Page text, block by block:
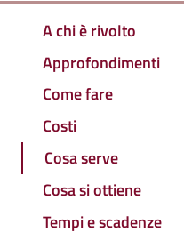
A chi è rivolto
Approfondimenti
Come fare
Costi
Cosa serve
Cosa si ottiene
Tempi e scadenze